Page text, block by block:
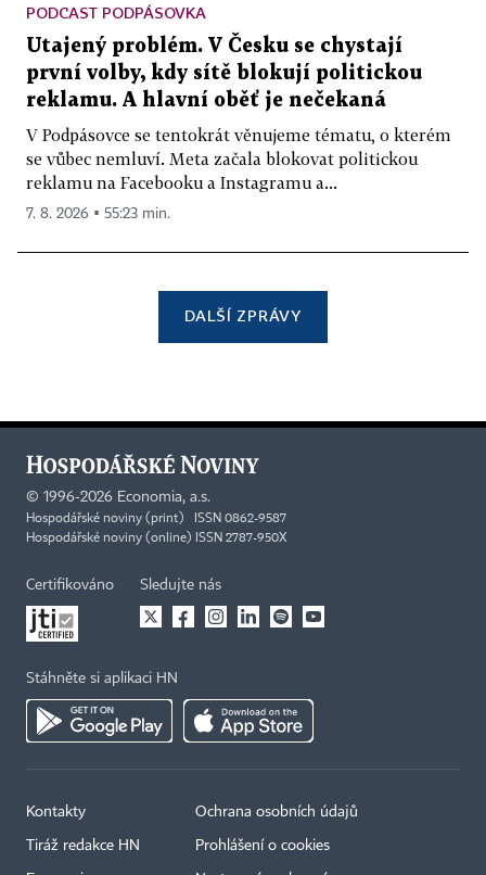
PODCAST PODPÁSOVKA
Utajený problém. V Česku se chystají
první volby, kdy sítě blokují politickou
reklamu. A hlavní oběť je nečekaná
V Podpásovce se tentokrát věnujeme tématu, o kterém
se vůbec nemluví. Meta začala blokovat politickou
reklamu na Facebooku a Instagramu a...
7. 8. 2026 ▪ 55:23 min.
DALŠÍ ZPRÁVY
© 1996-2026 Economia, a.s.
Hospodářské noviny (print) ISSN 0862-9587
Hospodářské noviny (online) ISSN 2787-950X
Certifikováno Sledujte nás
Stáhněte si aplikaci HN
Kontakty
Tiráž redakce HN
Ochrana osobních údajů
Prohlášení o cookies